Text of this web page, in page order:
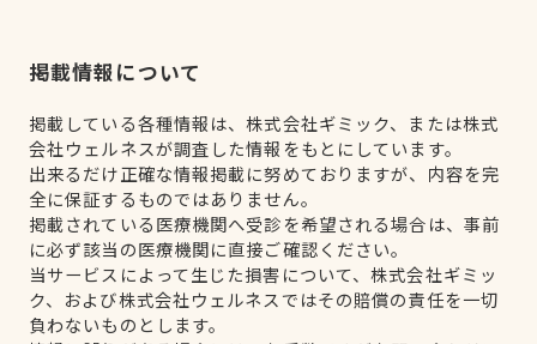
掲載情報について
掲載している各種情報は、株式会社ギミック、または株式
会社ウェルネスが調査した情報をもとにしています。
出来るだけ正確な情報掲載に努めておりますが、内容を完
全に保証するものではありません。
掲載されている医療機関へ受診を希望される場合は、事前
に必ず該当の医療機関に直接ご確認ください。
当サービスによって生じた損害について、株式会社ギミッ
ク、および株式会社ウェルネスではその賠償の責任を一切
負わないものとします。